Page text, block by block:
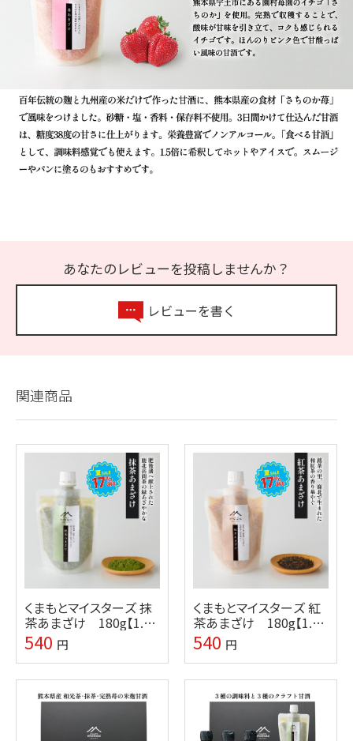
あなたのレビューを投稿しませんか？
レビューを書く
関連商品
くまもとマイスターズ 抹
茶あまざけ 180g【1.5
倍希釈】【熊本の味噌・し
ょうゆ醸造元ホシサン】
540 円
くまもとマイスターズ 紅
茶あまざけ 180g【1.5
倍希釈】【熊本の味噌・し
ょうゆ醸造元ホシサン】
540 円